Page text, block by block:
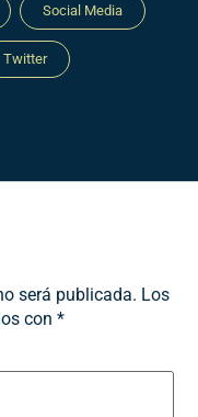
Social Media
Twitter
será publicada. Los
con*